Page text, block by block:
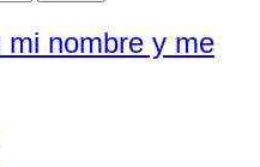
mi nombre y me